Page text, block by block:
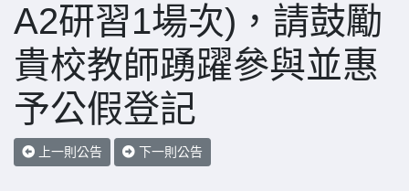
A2研習1場次)，請鼓勵
貴校教師踴躍參與並惠
予公假登記
上一則公告 下一則公告